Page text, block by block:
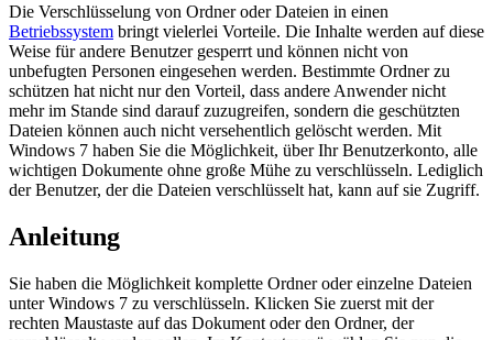
Die Verschlüsselung von Ordner oder Dateien in einen
Betriebssystem bringt vielerlei Vorteile. Die Inhalte werden auf diese
Weise für andere Benutzer gesperrt und können nicht von
unbefugten Personen eingesehen werden. Bestimmte Ordner zu
schützen hat nicht nur den Vorteil, dass andere Anwender nicht
mehr im Stande sind darauf zuzugreifen, sondern die geschützten
Dateien können auch nicht versehentlich gelöscht werden. Mit
Windows 7 haben Sie die Möglichkeit, über Ihr Benutzerkonto, alle
wichtigen Dokumente ohne große Mühe zu verschlüsseln. Lediglich
der Benutzer, der die Dateien verschlüsselt hat, kann auf sie Zugriff.
Anleitung
Sie haben die Möglichkeit komplette Ordner oder einzelne Dateien
unter Windows 7 zu verschlüsseln. Klicken Sie zuerst mit der
rechten Maustaste auf das Dokument oder den Ordner, der